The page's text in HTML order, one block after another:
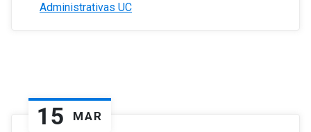
Administrativas UC
15 MAR